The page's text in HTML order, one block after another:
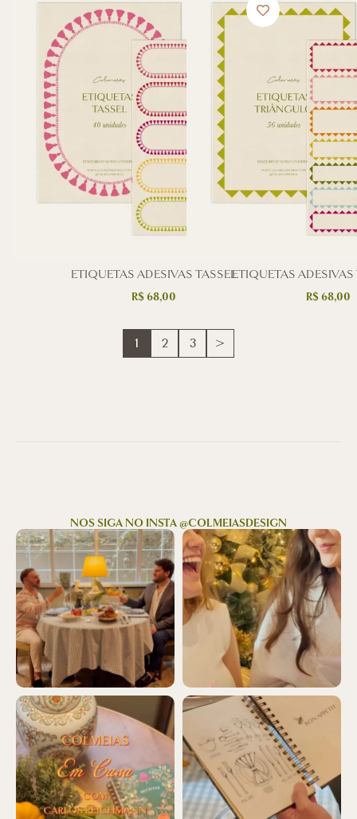
ETIQUETAS ADESIVAS TASSEL
R$68,00
ETIQUETAS
R$68,00
1 2 3 >
NOS SIGA NO INSTA @COLMEIASDESIGN